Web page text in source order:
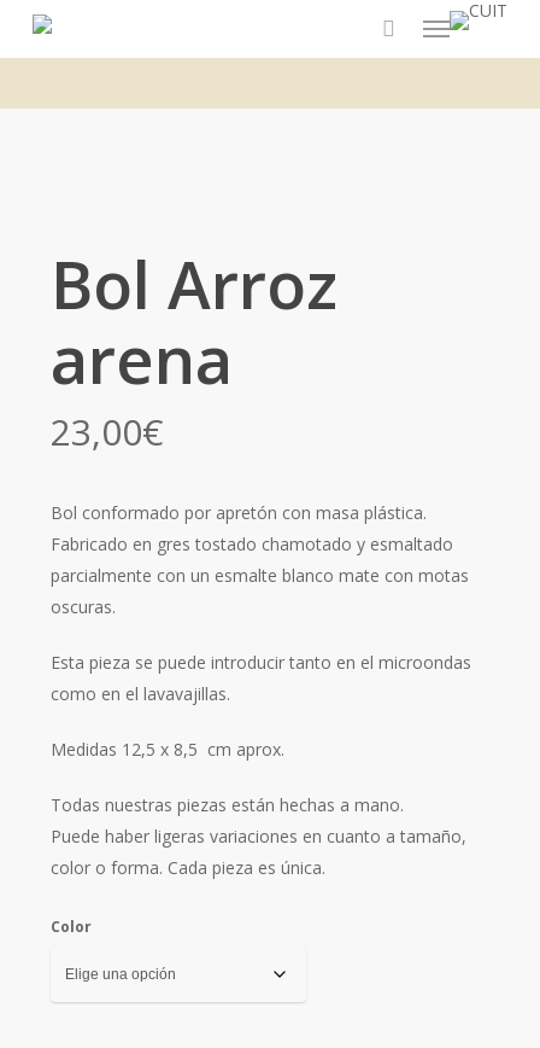
content
Menu
Bol Arroz
arena
23,00€
Bol conformado por apretón con masa plástica.
Fabricado en gres tostado chamotado y esmaltado
parcialmente con un esmalte blanco mate con motas
oscuras.
Esta pieza se puede introducir tanto en el microondas
como en el lavavajillas.
Medidas 12,5 x 8,5 cm aprox.
Todas nuestras piezas están hechas a mano.
Puede haber ligeras variaciones en cuanto a tamaño,
color o forma. Cada pieza es única.
Color